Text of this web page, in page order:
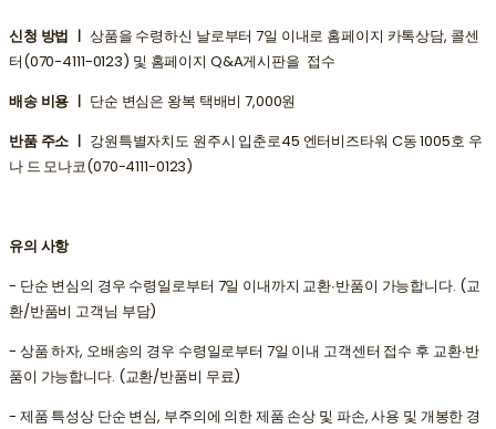
신청 방법 ㅣ 상품을 수령하신 날로부터 7일 이내로 홈페이지 카톡상담, 콜센
터(070-4111-0123) 및 홈페이지 Q&A게시판을 접수
배송 비용 ㅣ 단순 변심은 왕복 택배비 7,000원
반품 주소 ㅣ 강원특별자치도 원주시 입춘로45 엔터비즈타워 C동 1005호 우
나 드 모나코(070-4111-0123)
유의 사항
- 단순 변심의 경우 수령일로부터 7일 이내까지 교환∙반품이 가능합니다. (교
환/반품비 고객님 부담)
- 상품 하자, 오배송의 경우 수령일로부터 7일 이내 고객센터 접수 후 교환∙반
품이 가능합니다. (교환/반품비 무료)
- 제품 특성상 단순 변심, 부주의에 의한 제품 손상 및 파손, 사용 및 개봉한 경